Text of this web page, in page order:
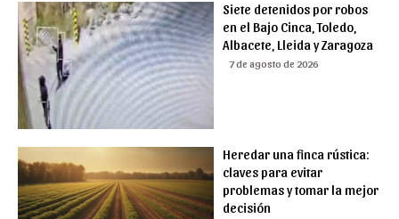
Siete detenidos por robos
en el Bajo Cinca, Toledo,
Albacete, Lleida y Zaragoza
7 de agosto de 2026
Heredar una finca rústica:
claves para evitar
problemas y tomar la mejor
decisión